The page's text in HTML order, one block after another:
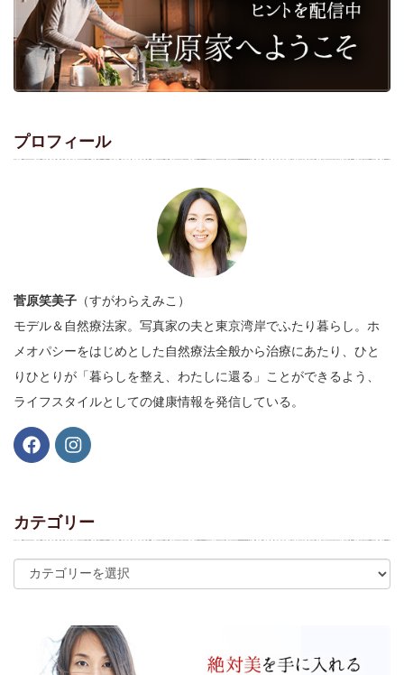
プロフィール
菅原笑美子 （すがわらえみこ）
モデル＆自然療法家。写真家の夫と東京湾岸でふたり暮らし。ホ
メオパシーをはじめとした自然療法全般から治療にあたり、ひと
りひとりが「暮らしを整え、わたしに還る」ことができるよう、
ライフスタイルとしての健康情報を発信している。
カテゴリー